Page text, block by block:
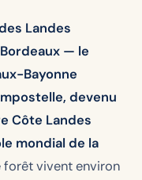
Landes
— le
Bayonne
devenu
Côte Landes
mondial de la
forêt vivent environ